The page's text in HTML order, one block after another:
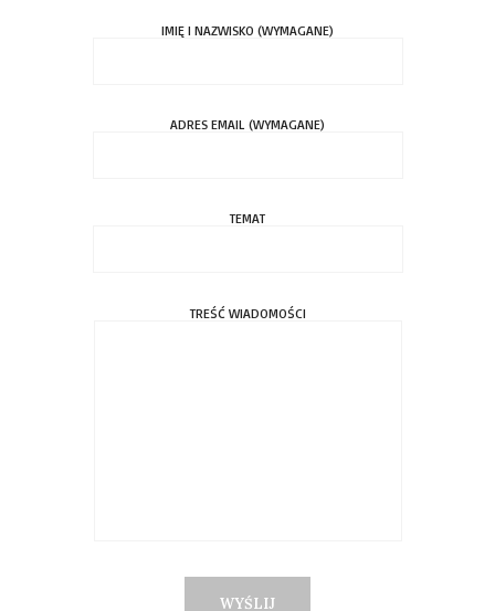
IMIĘ I NAZWISKO (WYMAGANE)
ADRES EMAIL (WYMAGANE)
TEMAT
TREŚĆ WIADOMOŚCI